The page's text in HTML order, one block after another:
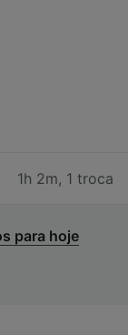
1h 2m, 1 troca
para hoje